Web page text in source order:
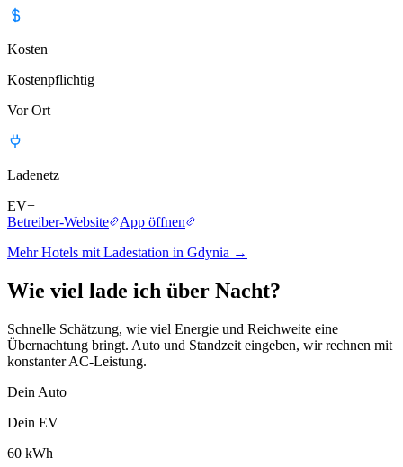
Kosten
Kostenpflichtig
Vor Ort
Ladenetz
EV+
Betreiber-Website
App öffnen
Mehr Hotels mit Ladestation in Gdynia →
Wie viel lade ich über Nacht?
Schnelle Schätzung, wie viel Energie und Reichweite eine
Übernachtung bringt. Auto und Standzeit eingeben, wir rechnen mit
konstanter AC-Leistung.
Dein Auto
Dein EV
60 kWh